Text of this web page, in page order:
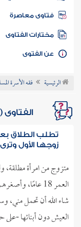
عرض موضوعي
فتاوى معاصرة
مختارات الفتاوى
الفتوى
الرئيسية فقه الأسرة
الفتاوى (2197)
تطلب الطلاق
زوجها الأول وترى
متزوج من امرأة مطلقة،
شاء الله أن تحمل مني،
العيش دون أبنائها -